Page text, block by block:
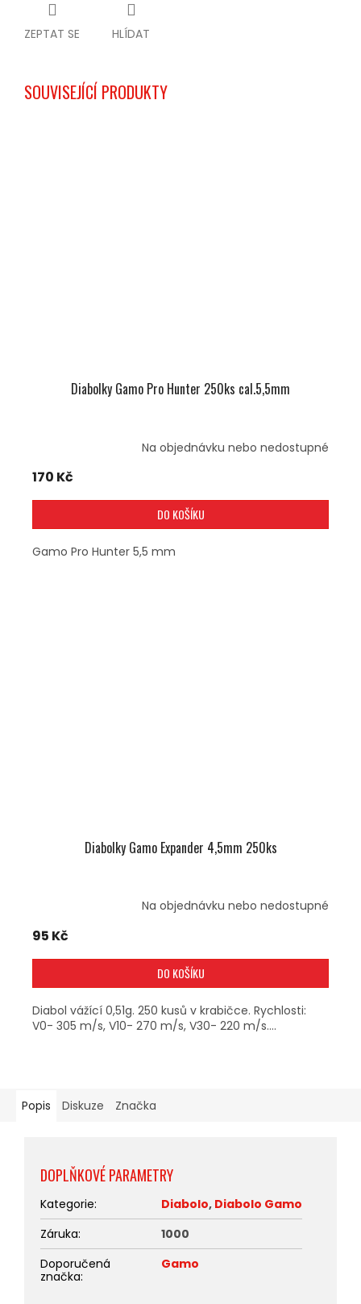
ZEPTAT SE HLÍDAT
SOUVISEJÍCÍ PRODUKTY
Diabolky Gamo Pro Hunter 250ks cal.5,5mm
Na objednávku nebo nedostupné
170 Kč
DO KOŠÍKU
Gamo Pro Hunter 5,5 mm
Diabolky Gamo Expander 4,5mm 250ks
Na objednávku nebo nedostupné
95 Kč
DO KOŠÍKU
Diabol vážící 0,51g. 250 kusů v krabičce. Rychlosti:
V0- 305 m/s, V10- 270 m/s, V30- 220 m/s....
Popis Diskuze Značka
DOPLŇKOVÉ PARAMETRY
Kategorie: Diabolo, Diabolo Gamo
Záruka:
1000
Doporučená
značka:
Gamo